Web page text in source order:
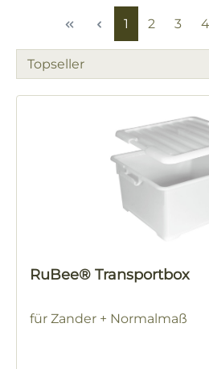
Seite
1 Seite
2 Seite
3 4
RuBee® Transportbox
für Zander + Normalmaß